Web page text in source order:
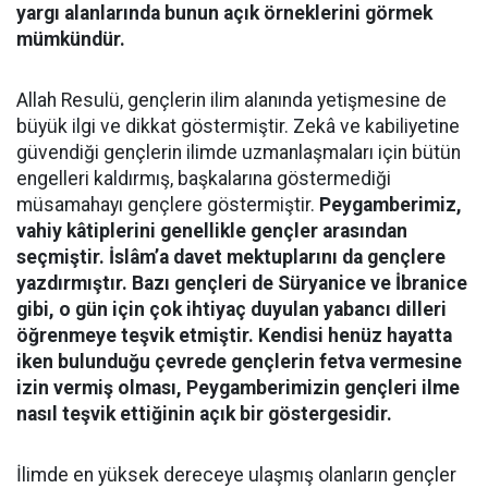
yargı alanlarında bunun açık örneklerini görmek
mümkündür.
Allah Resulü, gençlerin ilim alanında yetişmesine de
büyük ilgi ve dikkat göstermiştir. Zekâ ve kabiliyetine
güvendiği gençlerin ilimde uzmanlaşmaları için bütün
engelleri kaldırmış, başkalarına göstermediği
müsamahayı gençlere göstermiştir. Peygamberimiz,
vahiy kâtiplerini genellikle gençler arasından
seçmiştir. İslâm’a davet mektuplarını da gençlere
yazdırmıştır. Bazı gençleri de Süryanice ve İbranice
gibi, o gün için çok ihtiyaç duyulan yabancı dilleri
öğrenmeye teşvik etmiştir. Kendisi henüz hayatta
iken bulunduğu çevrede gençlerin fetva vermesine
izin vermiş olması, Peygamberimizin gençleri ilme
nasıl teşvik ettiğinin açık bir göstergesidir.
İlimde en yüksek dereceye ulaşmış olanların gençler